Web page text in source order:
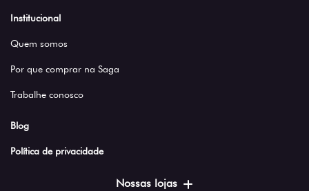
Institucional
Quem somos
Por que comprar na Saga
Trabalhe conosco
Blog
Política de privacidade
Nossas lojas